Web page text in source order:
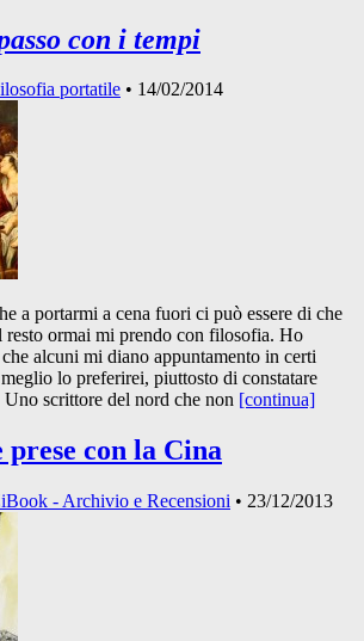
con i tempi
portatile • 14/02/2014
a portarmi a cena fuori ci può essere di che
resto ormai mi prendo con filosofia. Ho
alcuni mi diano appuntamento in certi
lo preferirei, piuttosto di constatare
scrittore del nord che non [continua]
con la Cina
- Archivio e Recensioni • 23/12/2013